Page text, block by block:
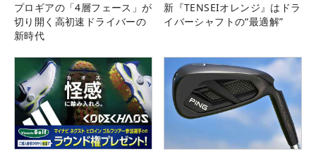
プロギアの「4層フェース」が
切り開く高初速ドライバーの
新時代
新『TENSEIオレンジ』はドラ
イバーシャフトの“最適解”